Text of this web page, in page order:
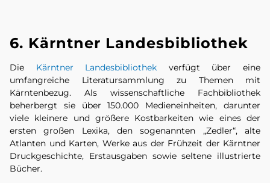
6. Kärntner Landesbibliothek
Die Kärntner Landesbibliothek verfügt über eine
umfangreiche Literatursammlung zu Themen mit
Kärntenbezug. Als wissenschaftliche Fachbibliothek
beherbergt sie über 150.000 Medieneinheiten, darunter
viele kleinere und größere Kostbarkeiten wie eines der
ersten großen Lexika, den sogenannten „Zedler“, alte
Atlanten und Karten, Werke aus der Frühzeit der Kärntner
Druckgeschichte, Erstausgaben sowie seltene illustrierte
Bücher.